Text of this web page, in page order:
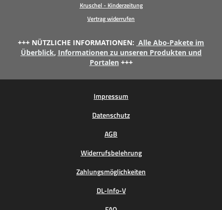
Kruschel - Kinderzeitung
Vertrag widerrufen
+++ NÜTZLICHE INFORMATIONEN: Alle Abo-Pakete im
Überblick, Informationen zu unseren Produkten und
Portalen +++
Impressum
Datenschutz
AGB
Widerrufsbelehrung
Zahlungsmöglichkeiten
DL-Info-V